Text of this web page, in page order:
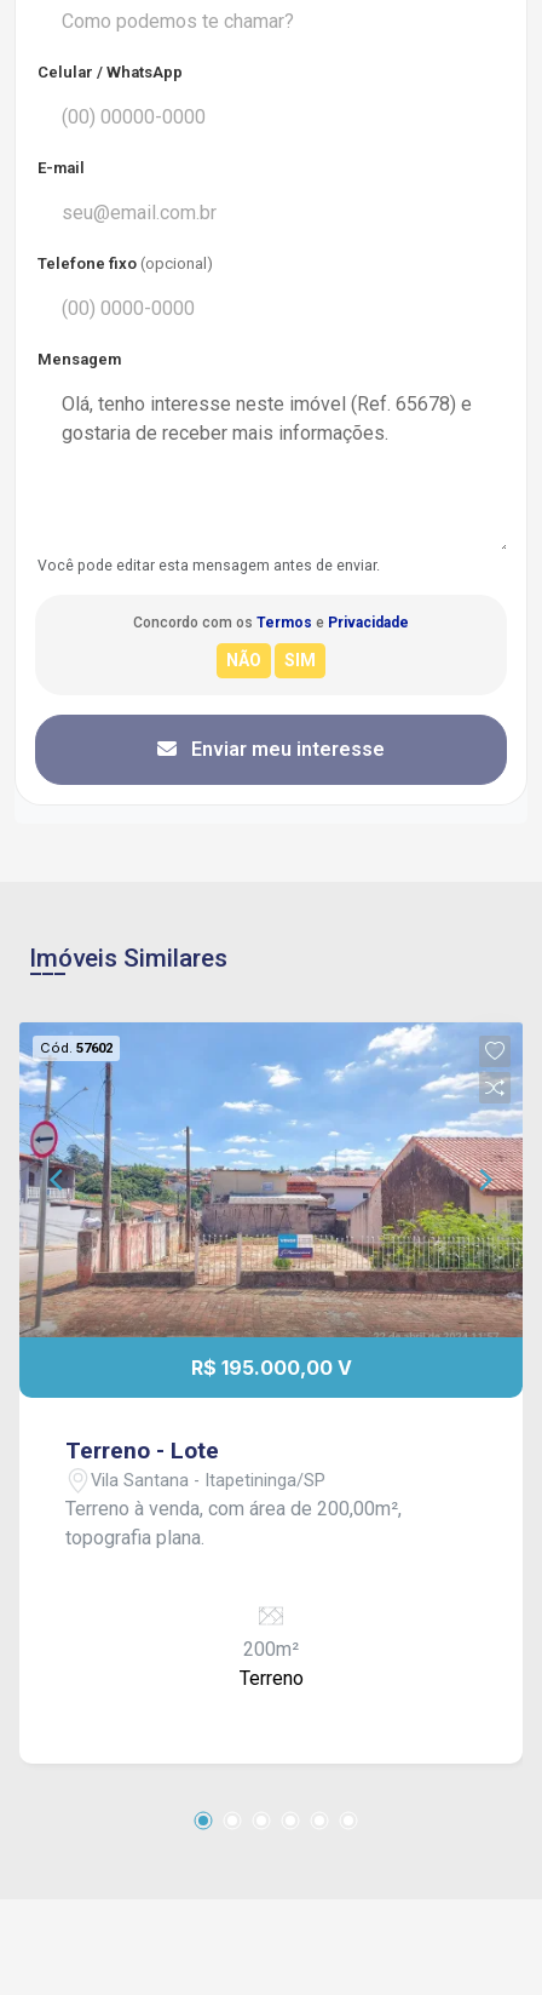
Celular / WhatsApp
E-mail
Telefone fixo (opcional)
Mensagem
Você pode editar esta mensagem antes de enviar.
Concordo com os Termos e Privacidade
Enviar meu interesse
Imóveis Similares
Cód.57602
R$ 195.000,00 V
Terreno - Lote
Vila Santana - Itapetininga/SP
Terreno à venda, com área de 200,00m²,
topografia plana.
200m²
Terreno